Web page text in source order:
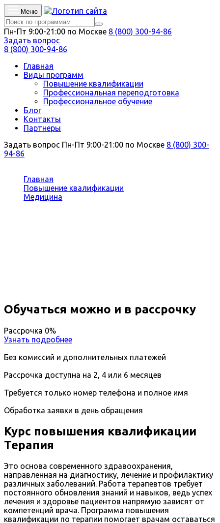
Меню
Пн-Пт 9:00-21:00 по Москве 8 (800) 300-94-86
Задать вопрос
8 (800) 300-94-86
Главная
Виды программ
Повышение квалификации
Профессиональная переподготовка
Профессиональное обучение
Блог
Контакты
Партнеры
Задать вопрос Пн-Пт 9:00-21:00 по Москве 8 (800) 300-
94-86
Главная
Повышение квалификации
Медицина
Обучаться можно и в рассрочку
Рассрочка 0%
Узнать подробнее
Без комиссий и дополнительных платежей
Рассрочка доступна на 2, 4 или 6 месяцев
Требуется только номер телефона и полное имя
Обработка заявки в день обращения
Курс повышения квалификации
Терапия
Это основа современного здравоохранения,
направленная на диагностику, лечение и профилактику
различных заболеваний. Работа терапевтов требует
постоянного обновления знаний и навыков, ведь успех
лечения и здоровье пациентов напрямую зависят от
компетенций врача. Программа повышения
квалификации по терапии помогает врачам оставаться